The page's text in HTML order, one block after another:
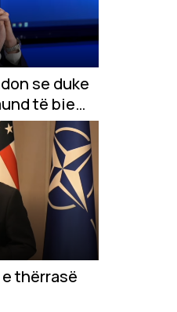
se duke
të bie
thërrasë